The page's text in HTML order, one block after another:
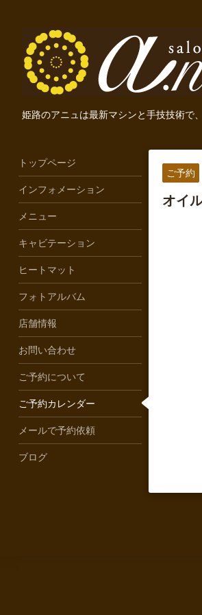
姫路のアニュは最新マシンと手技技術で
ご予約
オイ
トップページ
インフォメーション
メニュー
キャビテーション
ヒートマット
フォトアルバム
店舗情報
お問い合わせ
ご予約について
ご予約カレンダー
メールで予約依頼
ブログ